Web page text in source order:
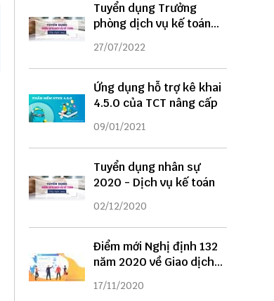
Tuyển dụng Trưởng
phòng dịch vụ kế toán
năm 2022
27/07/2022
Ứng dụng hỗ trợ kê khai
4.5.0 của TCT nâng cấp
09/01/2021
Tuyển dụng nhân sự
2020 - Dịch vụ kế toán
02/12/2020
Điểm mới Nghị định 132
năm 2020 về Giao dịch
liên kết
17/11/2020